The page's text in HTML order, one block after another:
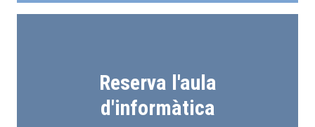
Reserva l'aula
d'informàtica